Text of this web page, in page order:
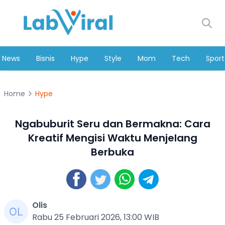
News Bisnis Hype Style Mom Tech Sport
Home Hype
Ngabuburit Seru dan Bermakna: Cara
Kreatif Mengisi Waktu Menjelang
Berbuka
Olis
Rabu 25 Februari 2026, 13:00 WIB